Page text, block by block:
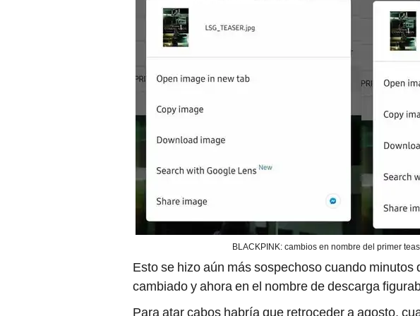
BLACKPINK: cambios en nombre del primer
Esto se hizo aún más sospechoso cuando minutos
cambiado y ahora en el nombre de descarga
Para atar cabos habría que retroceder a agosto,